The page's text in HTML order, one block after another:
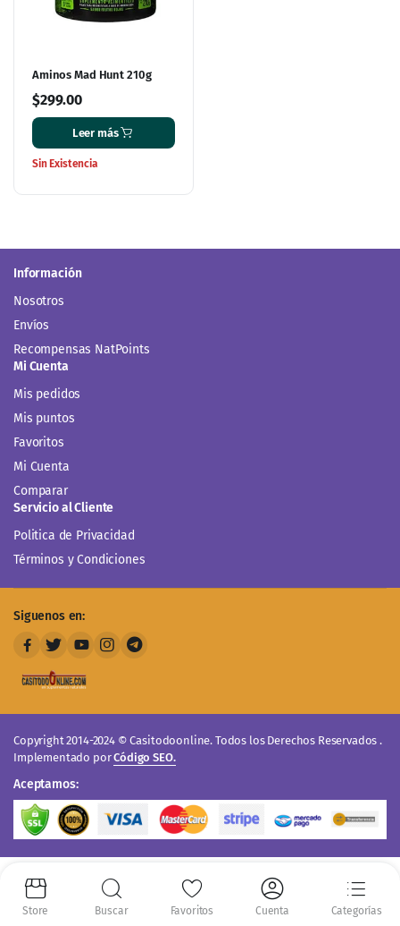
Información
Nosotros
Envíos
Recompensas NatPoints
Mi Cuenta
Mis pedidos
Mis puntos
Favoritos
Mi Cuenta
Comparar
Servicio al Cliente
Politica de Privacidad
Términos y Condiciones
Siguenos en:
Copyright 2014-2024 © Casitodoonline. Todos los Derechos Reservados .
Implementado porCódigo SEO.
Aceptamos: